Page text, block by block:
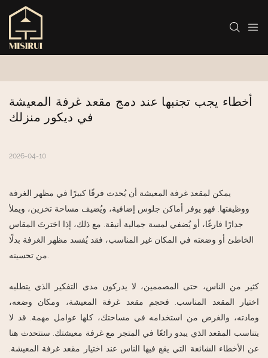
أخطاء يجب تجنبها عند دمج مقعد غرفة المعيشة
في ديكور منزلك
2026-04-10
يمكن لمقعد غرفة المعيشة أن يُحدث فرقًا كبيرًا في مظهر الغرفة
ووظيفتها. فهو يوفر أماكن جلوس إضافية، ويُضيف مساحة تخزين، ويملأ
جدارًا فارغًا، أو يُضفي لمسة جمالية أنيقة. مع ذلك، إذا اخترتَ المقاس
الخاطئ أو وضعته في المكان غير المناسب، فقد يُفسد مظهر الغرفة بدلًا
كثير من الناس، حتى المصممين، لا يدركون مدى التفكير الذي يتطلبه
اختيار المقعد المناسب. فحجم مقعد غرفة المعيشة، ومكان وضعه،
ومادته، والغرض من استخدامه في مساحتك، كلها عوامل مهمة. قد لا
يتناسب المقعد الذي يبدو رائعًا في المتجر مع غرفة معيشتك. سنتحدث هنا
عن الأخطاء الشائعة التي يقع فيها الناس عند اختيار مقعد غرفة المعيشة.